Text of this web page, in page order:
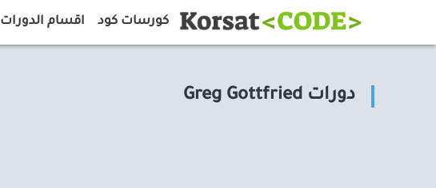
كورسات كود اقسام الدورات
دورات Greg Gottfried